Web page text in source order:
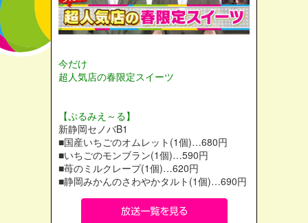
今だけ
超人気店の春限定スイーツ
【ぷるみえ～る】
新静岡セノバB1
■国産いちごのオムレット(1個)…680円
■いちごのモンブラン(1個)…590円
■苺のミルクレープ(1個)…620円
■静岡みかんのさわやかタルト(1個)…690円